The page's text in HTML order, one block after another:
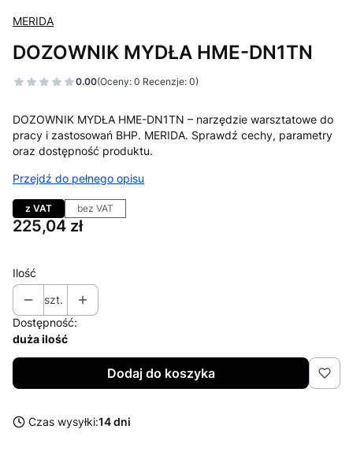
MERIDA
DOZOWNIK MYDŁA HME-DN1TN
0.00(Oceny: 0 Recenzje: 0)
DOZOWNIK MYDŁA HME-DN1TN – narzędzie warsztatowe do
pracy i zastosowań BHP. MERIDA. Sprawdź cechy, parametry
oraz dostępność produktu.
Przejdź do pełnego opisu
z VAT bez VAT
Cena
225,04 zł
Ilość
szt.
Dostępność:
duża ilość
Dodaj do koszyka
Czas wysyłki:14 dni